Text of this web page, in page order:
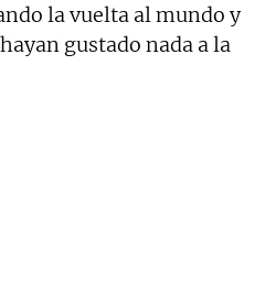
la vuelta al mundo y
gustado nada a la